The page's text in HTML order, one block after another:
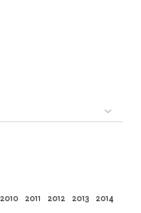
2010 2011 2012 2013
2014